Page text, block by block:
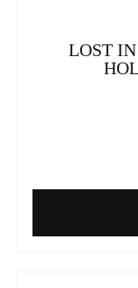
LOST